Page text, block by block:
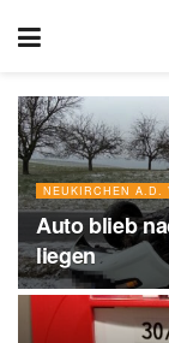
NEUKIRCHEN A.D.
Auto blieb
liegen